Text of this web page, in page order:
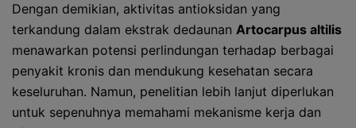
Dengan demikian, aktivitas antioksidan yang
terkandung dalam ekstrak dedaunan Artocarpus altilis
menawarkan potensi perlindungan terhadap berbagai
penyakit kronis dan mendukung kesehatan secara
keseluruhan. Namun, penelitian lebih lanjut diperlukan
untuk sepenuhnya memahami mekanisme kerja dan